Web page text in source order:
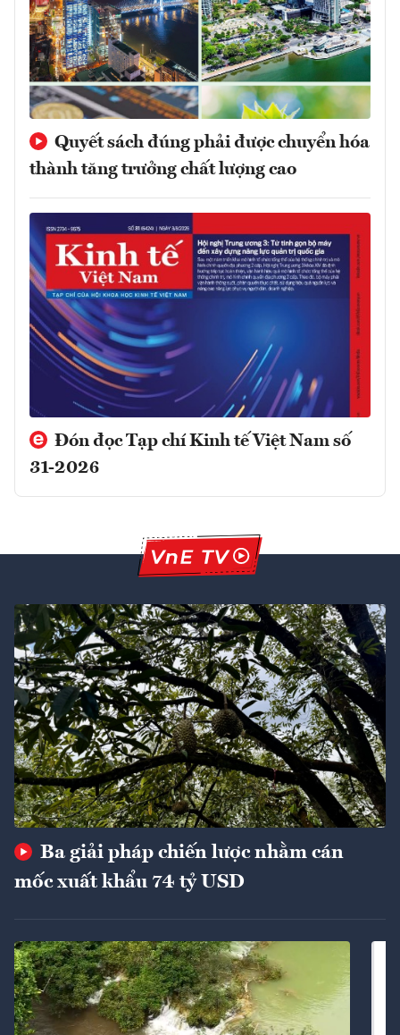
Quyết sách đúng phải được chuyển hóa
thành tăng trưởng chất lượng cao
Đón đọc Tạp chí Kinh tế Việt Nam số
31-2026
Ba giải pháp chiến lược nhằm cán
mốc xuất khẩu 74 tỷ USD